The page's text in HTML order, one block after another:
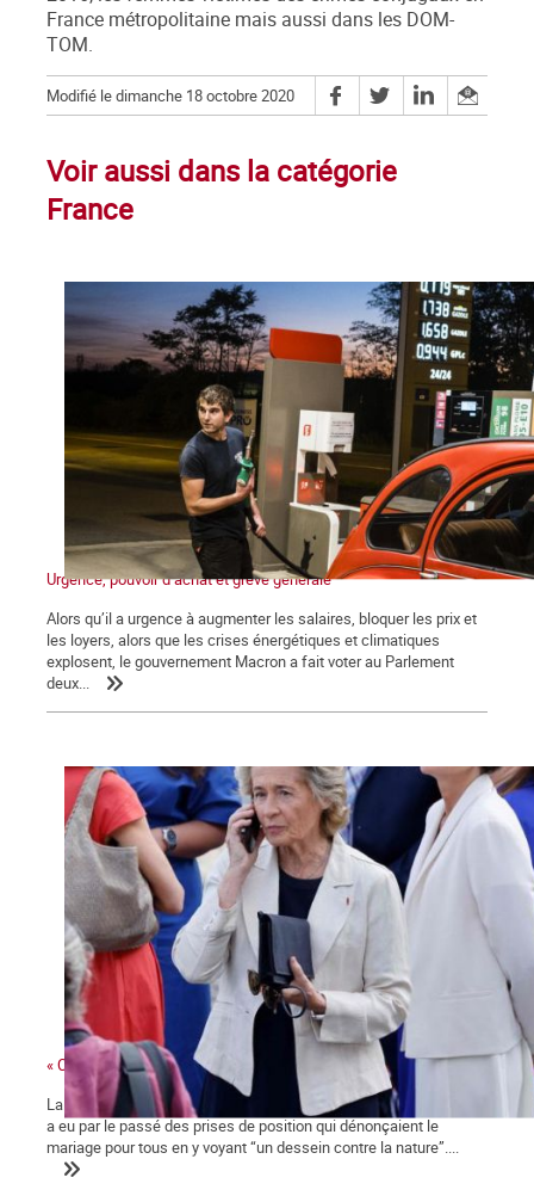
France métropolitaine mais aussi dans les DOM-
TOM.
Modifié le dimanche 18 octobre 2020
Voir aussi dans la catégorie
France
Urgence, pouvoir d’achat et grève générale
Alors qu’il a urgence à augmenter les salaires, bloquer les prix et
les loyers, alors que les crises énergétiques et climatiques
explosent, le gouvernement Macron a fait voter au Parlement
deux...
« Ces gens-là »
La ministre des collectivités territoriales, issue des Républicains,
a eu par le passé des prises de position qui dénonçaient le
mariage pour tous en y voyant “un dessein contre la nature”....